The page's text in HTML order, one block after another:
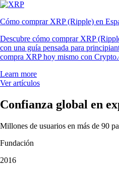
Cómo comprar XRP (Ripple) en
Descubre cómo comprar XRP
con una guía pensada para
compra XRP hoy mismo con
Learn more
Ver artículos
Confianza global en
Millones de usuarios en más de 90
Fundación
2016